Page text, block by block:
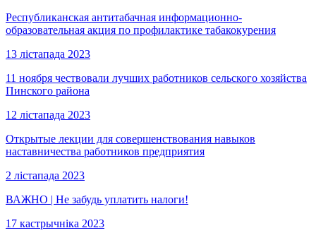
Республиканская антитабачная информационно-
образовательная акция по профилактике табакокурения
13 лістапада 2023
11 ноября чествовали лучших работников сельского хозяйства
Пинского района
12 лістапада 2023
Открытые лекции для совершенствования навыков
наставничества работников предприятия
2 лістапада 2023
ВАЖНО | Не забудь уплатить налоги!
17 кастрычніка 2023